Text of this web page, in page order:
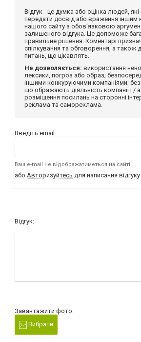
Відгук - це думка або оцінка людей,
передати досвід або враження іншим
нашого сайту з обов'язковою
залишеного відгука. Це допоможе
правильне рішення. Коментарі
спілкування та обговорення, а також
питань, що цікавлять.
Не дозволяється: використання
лексики, погроз або образ;
іншими конкуруючими компаніями;
що ображають діяльність компанії і /
розміщення посилань на сторонні
реклама та самореклама.
Введіть email:
Ваш e-mail не відображатиметься на сайті
або Авторизуйтесь для написання відгуку
Відгук:
Завантажити фото:
Вибрати